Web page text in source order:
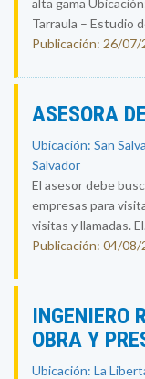
alta gama
Tarraula – Estudio
Publicación: 26/07/
ASESORA
Ubicación: San
Salvador
El asesor debe
empresas para
visitas y llamadas.
Publicación: 04/08/
INGENIERO
OBRA Y
Ubicación: La